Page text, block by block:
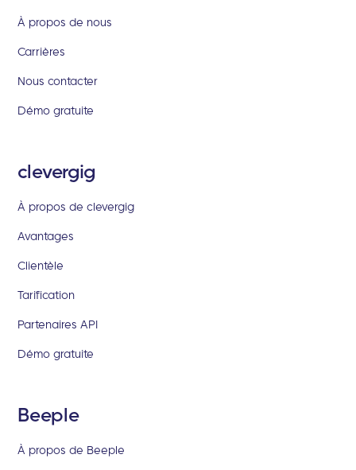
À propos de nous
Carrières
Nous contacter
Démo gratuite
clevergig
À propos de clevergig
Avantages
Clientèle
Tarification
Partenaires API
Démo gratuite
Beeple
À propos de Beeple